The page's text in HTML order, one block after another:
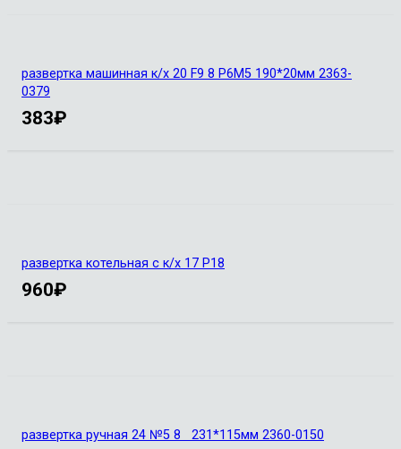
развертка машинная к/х 20 F9 8 Р6М5 190*20мм 2363-
0379
383₽
развертка котельная с к/х 17 Р18
960₽
развертка ручная 24 №5 8 231*115мм 2360-0150